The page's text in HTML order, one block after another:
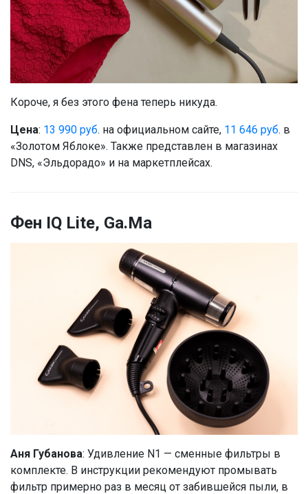
Короче, я без этого фена теперь никуда.
Цена: 13 990 руб. на официальном сайте, 11 646 руб. в
«Золотом Яблоке». Также представлен в магазинах
DNS, «Эльдорадо» и на маркетплейсах.
Фен IQ Lite, Ga.Ma
Аня Губанова: Удивление N1 — сменные фильтры в
комплекте. В инструкции рекомендуют промывать
фильтр примерно раз в месяц от забившейся пыли, в